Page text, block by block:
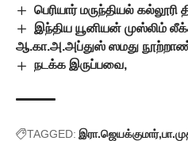
பெரியார் மருந்தியல் கல்லூரி
இந்திய யூனியன் முஸ்லிம்
ஆ.கா.அ.அப்துஸ் ஸமது
நடக்க இருப்பவை,
TAGGED: இரா.ஜெயக்குமார்